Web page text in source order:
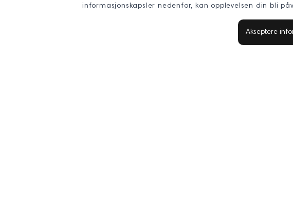
informasjonskapsler nedenfor, kan opplevelsen din bli
Akseptere